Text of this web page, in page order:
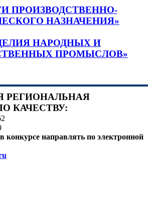
ПРОИЗВОДСТВЕННО-
НАЗНАЧЕНИЯ»
НАРОДНЫХ И
ПРОМЫСЛОВ»
РЕГИОНАЛЬНАЯ
КАЧЕСТВУ:
конкурсе направлять по электронной